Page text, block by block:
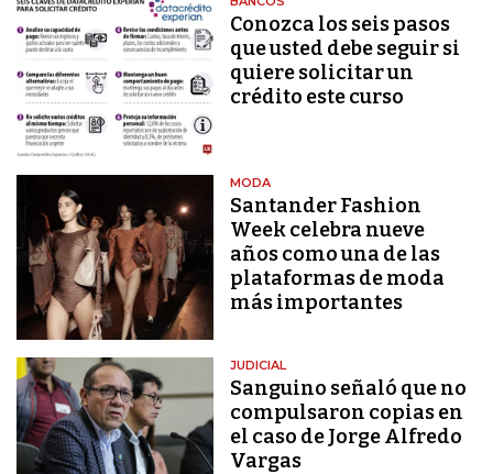
Conozca los seis pasos
que usted debe seguir si
quiere solicitar un
crédito este curso
MODA
Santander Fashion
Week celebra nueve
años como una de las
plataformas de moda
más importantes
JUDICIAL
Sanguino señaló que no
compulsaron copias en
el caso de Jorge Alfredo
Vargas